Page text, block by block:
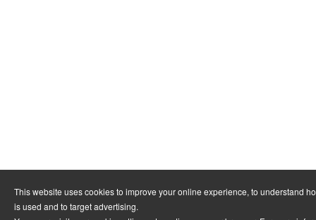
This website uses cookies to improve your online experience, to understand
is used and to target advertising.